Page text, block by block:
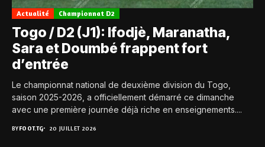
Actualité Championnat D2
Togo / D2 (J1): Ifodjè, Maranatha,
Sara et Doumbé frappent fort
d’entrée
Le championnat national de deuxième division du Togo,
saison 2025-2026, a officiellement démarré ce dimanche
avec une première journée déjà riche en enseignements....
BYFOOT.TG 20 JUILLET 2026